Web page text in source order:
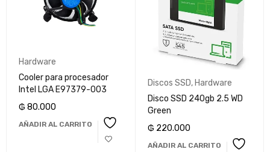
Hardware
Cooler para procesador
Intel LGA E97379-003
₲ 80.000
AÑADIR AL CARRITO
Discos SSD, Hardware
Disco SSD 240gb 2.5 WD
Green
₲ 220.000
AÑADIR AL CARRITO